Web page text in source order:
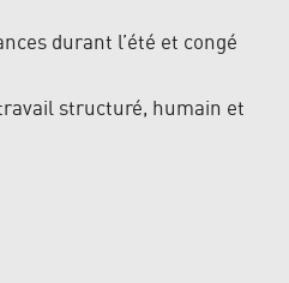
durant l’été et congé
structuré, humain et